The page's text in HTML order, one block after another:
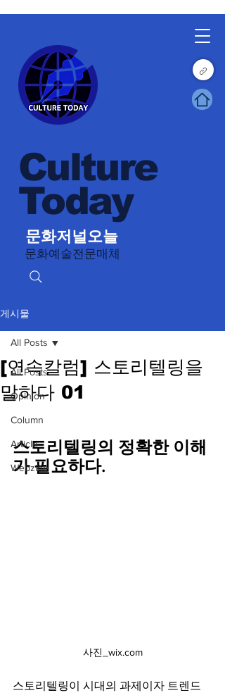
Culture
Today
문화저널오늘
문화예술전문매체
게시물
All Posts
Opinion
Column
Article
Webzine
All Posts
[연속칼럼] 스토리텔링을
말하다 01
스토리텔링의 정확한 이해
가 필요하다.
사진_wix.com
스토리텔링이 시대의 과제이자 트렌드